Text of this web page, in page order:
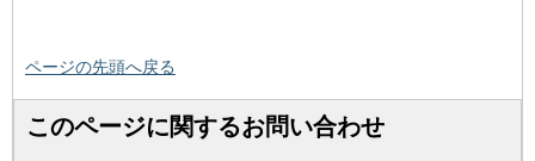
ページの先頭へ戻る
このページに関するお問い合わせ